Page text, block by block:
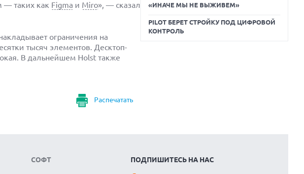
— таких как Figma и Miro», –– сказал
ограничения на
тысяч элементов. Десктоп-
В дальнейшем Holst также
Распечатать
«ИНАЧЕ МЫ НЕ ВЫЖИВЕМ»
PILOT БЕРЕТ СТРОЙКУ ПОД ЦИФРОВОЙ
КОНТРОЛЬ
СОФТ ПОДПИШИТЕСЬ НА НАС